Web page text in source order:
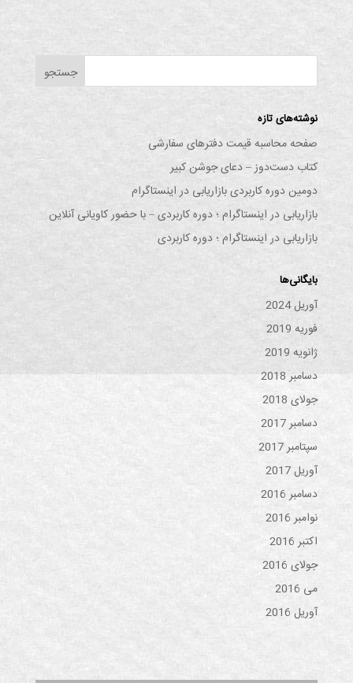
نوشته‌های تازه
صفحه محاسبه قیمت دفترهای سفارشی
کتاب دست‌دوز – دعای جوشن کبیر
دومین دوره کاربردی بازاریابی در اینستاگرام
بازاریابی در اینستاگرام ؛ دوره کاربردی – با حضور کاویانی آنلاین
بازاریابی در اینستاگرام ؛ دوره کاربردی
بایگانی‌ها
آوریل 2024
فوریه 2019
ژانویه 2019
دسامبر 2018
جولای 2018
دسامبر 2017
سپتامبر 2017
آوریل 2017
دسامبر 2016
نوامبر 2016
اکتبر 2016
جولای 2016
می 2016
آوریل 2016